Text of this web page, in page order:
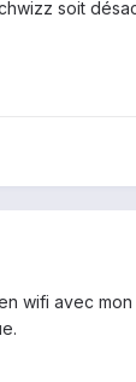
soit
wifi avec mon